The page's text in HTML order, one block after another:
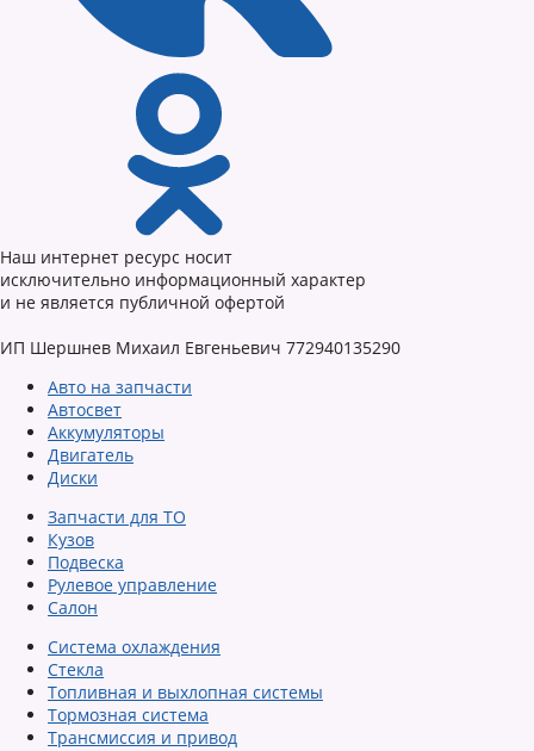
Наш интернет ресурс носит
исключительно информационный характер
и не является публичной офертой
ИП Шершнев Михаил Евгеньевич 772940135290
Авто на запчасти
Автосвет
Аккумуляторы
Двигатель
Диски
Запчасти для ТО
Кузов
Подвеска
Рулевое управление
Салон
Система охлаждения
Стекла
Топливная и выхлопная системы
Тормозная система
Трансмиссия и привод